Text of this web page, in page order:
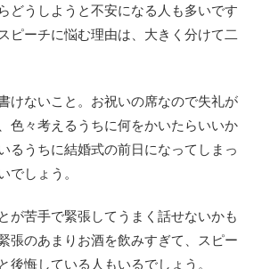
どうしようと不安になる人も多いです
ピーチに悩む理由は、大きく分けて二
けないこと。お祝いの席なので失礼が
色々考えるうちに何をかいたらいいか
るうちに結婚式の前日になってしまっ
でしょう。
が苦手で緊張してうまく話せないかも
張のあまりお酒を飲みすぎて、スピー
後悔している人もいるでしょう。